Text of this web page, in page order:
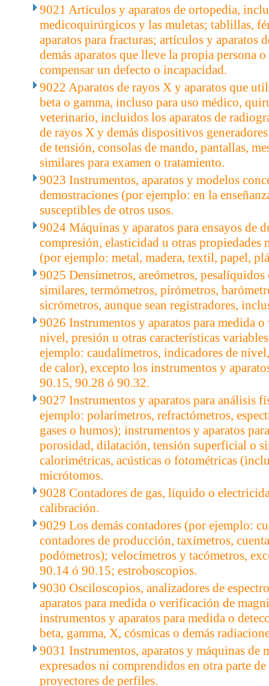
9021 Artículos y aparatos de ortopedia,
medicoquirúrgicos y las muletas; tablillas,
aparatos para fracturas; artículos y aparatos
demás aparatos que lleve la propia persona
compensar un defecto o incapacidad.
9022 Aparatos de rayos X y aparatos que
beta o gamma, incluso para uso médico,
veterinario, incluidos los aparatos de
de rayos X y demás dispositivos
de tensión, consolas de mando, pantallas,
similares para examen o tratamiento.
9023 Instrumentos, aparatos y modelos
demostraciones (por ejemplo: en la
susceptibles de otros usos.
9024 Máquinas y aparatos para ensayos de
compresión, elasticidad u otras propiedades
(por ejemplo: metal, madera, textil, papel,
9025 Densímetros, areómetros,
similares, termómetros, pirómetros,
sicrómetros, aunque sean registradores,
9026 Instrumentos y aparatos para medida
nivel, presión u otras características
ejemplo: caudalímetros, indicadores de
de calor), excepto los instrumentos y
90.15, 90.28 ó 90.32.
9027 Instrumentos y aparatos para análisis
ejemplo: polarímetros, refractómetros,
gases o humos); instrumentos y aparatos
porosidad, dilatación, tensión superficial o
calorimétricas, acústicas o fotométricas
micrótomos.
9028 Contadores de gas, líquido o
calibración.
9029 Los demás contadores (por ejemplo:
contadores de producción, taxímetros,
podómetros); velocímetros y tacómetros,
90.14 ó 90.15; estroboscopios.
9030 Osciloscopios, analizadores de
aparatos para medida o verificación de
instrumentos y aparatos para medida o
beta, gamma, X, cósmicas o demás
9031 Instrumentos, aparatos y máquinas de
expresados ni comprendidos en otra parte
proyectores de perfiles.